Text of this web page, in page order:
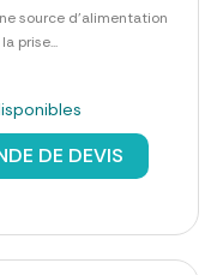
source d'alimentation
prise...
DE DEVIS